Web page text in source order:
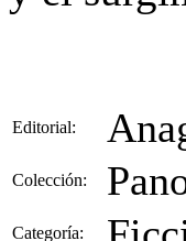
Editorial:
Colección:
Categoría: